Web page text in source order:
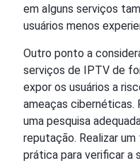
em alguns serviços
usuários menos
Outro ponto a
serviços de IPTV de
expor os usuários a
ameaças cibernéticas.
uma pesquisa
reputação. Realizar um
prática para verificar a